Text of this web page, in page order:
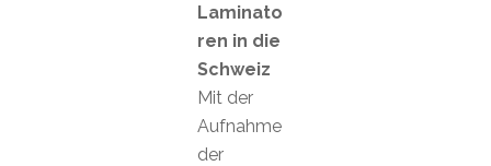
Laminato
ren in die
Schweiz
Mit der
Aufnahme
der